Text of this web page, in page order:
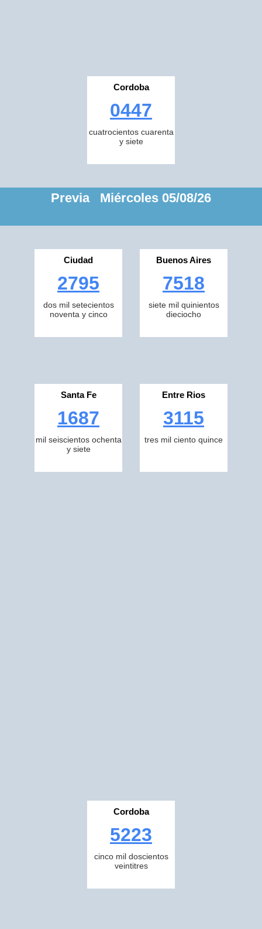
Cordoba
0447
cuatrocientos cuarenta
y siete
Previa Miércoles 05/08/26
Ciudad
2795
dos mil setecientos
noventa y cinco
Buenos Aires
7518
siete mil quinientos
dieciocho
Santa Fe
1687
mil seiscientos ochenta
y siete
Entre Rios
3115
tres mil ciento quince
Cordoba
5223
cinco mil doscientos
veintitres